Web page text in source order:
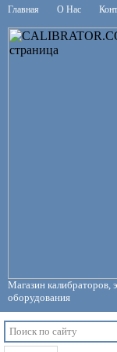
Главная О Нас
Магазин калибраторов,
оборудования